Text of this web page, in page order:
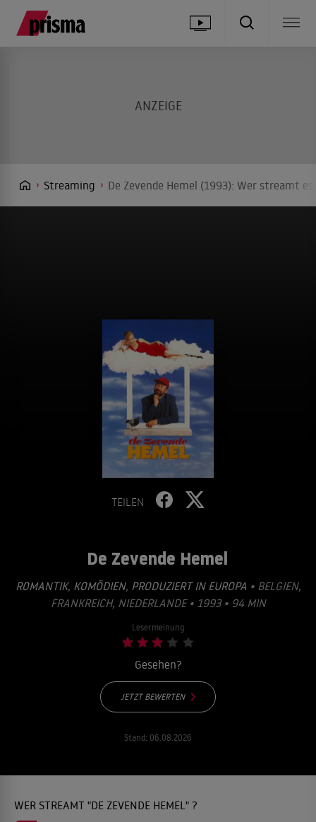
Streaming De Zevende Hemel (1993): Wer streamt
TEILEN
De Zevende Hemel
ROMANTIK, KOMÖDIEN, PRODUZIERT IN EUROPA • BELGIEN,
FRANKREICH, NIEDERLANDE • 1993 • 94 MIN
Lesermeinung
Gesehen?
JETZT BEWERTEN
Stand: 06.08.2026
WER STREAMT "DE ZEVENDE HEMEL" ?